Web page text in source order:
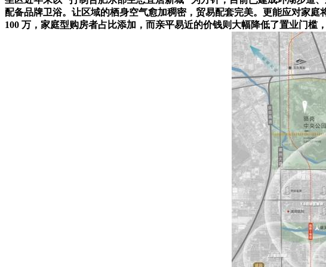
配备品牌卫浴。让区域的栖身空气愈加稠密，贸易配套完美。更能应对家
100 万，家庭型购房者占比添加，而亲平易近的价钱则大幅降低了置业门